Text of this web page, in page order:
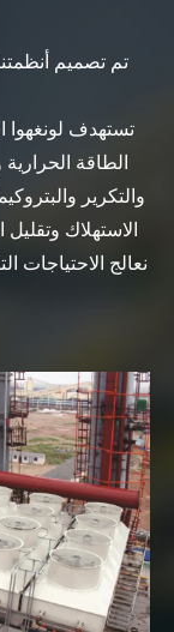
تم تصميم
تستهدف لونغهوا
الطاقة
والتكرير
الاستهلاك وتقليل
نعالج الاحتياجات